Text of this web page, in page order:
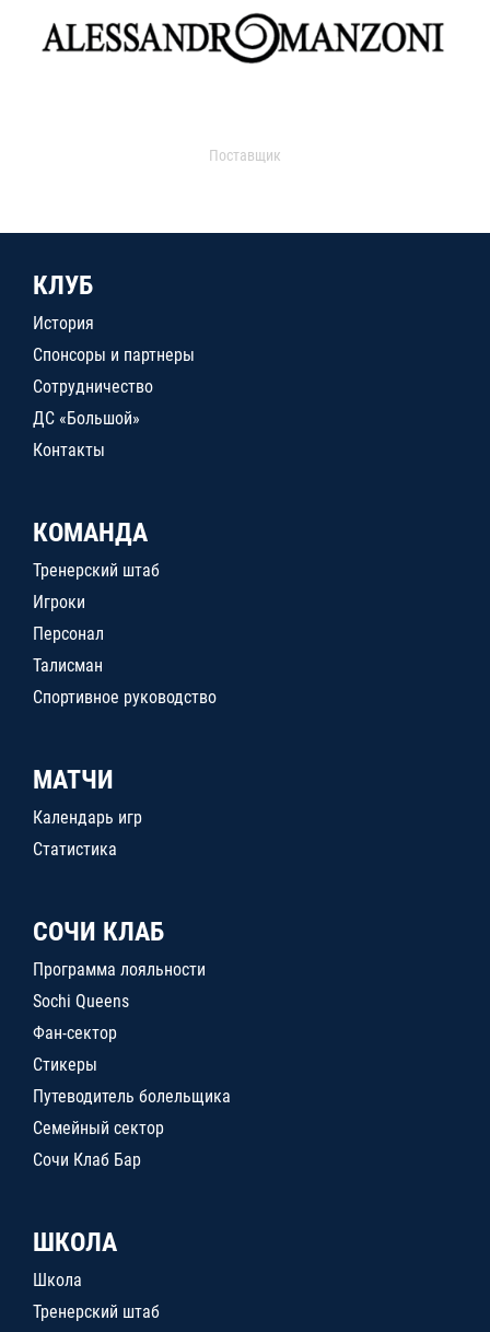
Поставщик
КЛУБ
История
Спонсоры и партнеры
Сотрудничество
ДС «Большой»
Контакты
КОМАНДА
Тренерский штаб
Игроки
Персонал
Талисман
Спортивное руководство
МАТЧИ
Календарь игр
Статистика
СОЧИ КЛАБ
Программа лояльности
Sochi Queens
Фан-сектор
Стикеры
Путеводитель болельщика
Семейный сектор
Сочи Клаб Бар
ШКОЛА
Школа
Тренерский штаб